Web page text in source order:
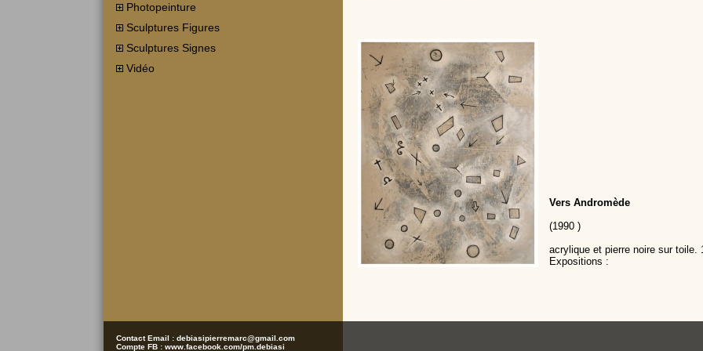
Photopeinture
Sculptures Figures
Sculptures Signes
Vidéo
Vers Andromède
(1990 )
acrylique et pierre noire sur toile.
Expositions :
Contact Email : debiasipierremarc@gmail.com
Compte FB : www.facebook.com/pm.debiasi